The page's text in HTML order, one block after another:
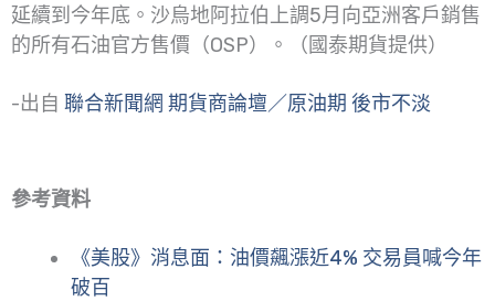
延續到今年底。沙烏地阿拉伯上調5月向亞洲客戶銷售
的所有石油官方售價（OSP）。（國泰期貨提供）
-出自 聯合新聞網 期貨商論壇／原油期 後市不淡
參考資料
《美股》消息面：油價飆漲近4% 交易員喊今年
破百